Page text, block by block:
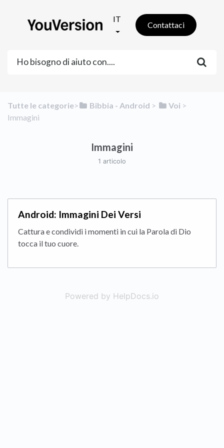
IT
Contattaci
Tutte le categorie​>​ ​Bibbia - Android ​ > ​ ​Voi ​ > ​
Immagini
Immagini
1 articolo
Android: Immagini Dei Versi
Cattura e condividi i momenti in cui la Parola di Dio
tocca il tuo cuore.
Powered by HelpDocs.io